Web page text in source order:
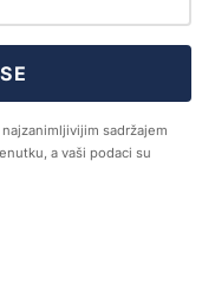
sadržajem
a vaši podaci su